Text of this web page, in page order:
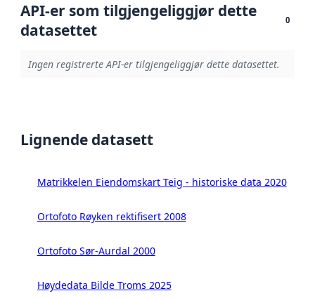
API-er som tilgjengeliggjør dette
datasettet
0
Ingen registrerte API-er tilgjengeliggjør dette datasettet.
Lignende datasett
Matrikkelen Eiendomskart Teig - historiske data 2020
Ortofoto Røyken rektifisert 2008
Ortofoto Sør-Aurdal 2000
Høydedata Bilde Troms 2025